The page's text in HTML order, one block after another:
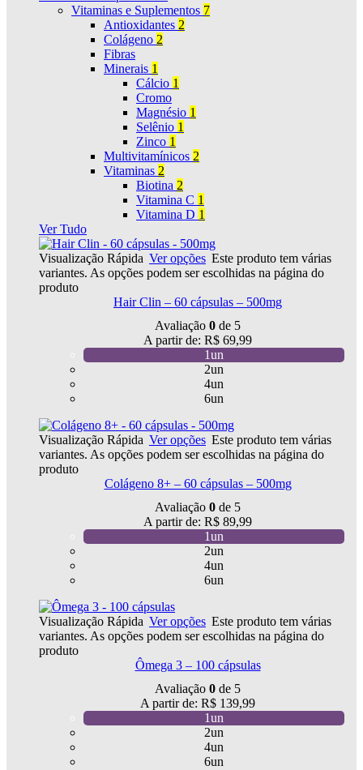
Vitaminas e Suplementos 7
Antioxidantes 2
Colágeno 2
Fibras
Minerais 1
Cálcio 1
Cromo
Magnésio 1
Selênio 1
Zinco 1
Multivitamínicos 2
Vitaminas 2
Biotina 2
Vitamina C 1
Vitamina D 1
Ver Tudo
Visualização Rápida Ver opções Este produto tem várias
variantes. As opções podem ser escolhidas na página do
produto
Hair Clin – 60 cápsulas – 500mg
Avaliação 0 de 5
A partir de: R$ 69,99
1un
2un
4un
6un
Visualização Rápida Ver opções Este produto tem várias
variantes. As opções podem ser escolhidas na página do
produto
Colágeno 8+ – 60 cápsulas – 500mg
Avaliação 0 de 5
A partir de: R$ 89,99
1un
2un
4un
6un
Visualização Rápida Ver opções Este produto tem várias
variantes. As opções podem ser escolhidas na página do
produto
Ômega 3 – 100 cápsulas
Avaliação 0 de 5
A partir de: R$ 139,99
1un
2un
4un
6un